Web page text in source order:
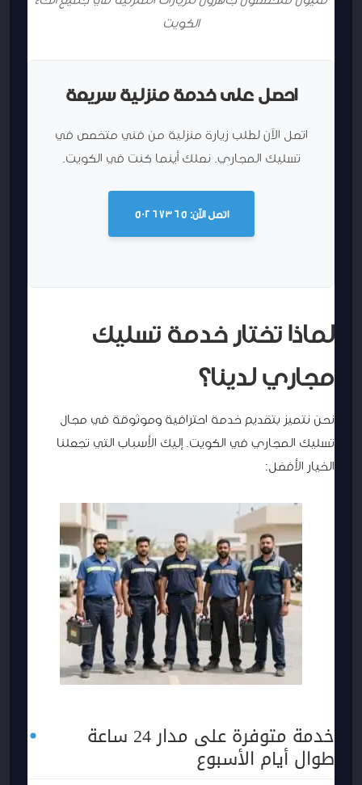
الكويت
احصل على خدمة منزلية سريعة
اتصل الآن لطلب زيارة منزلية من فني متخصص في
تسليك المجاري. نصلك أينما كنت في الكويت.
اتصل الآن: 50267365
لماذا تختار خدمة تسليك
مجاري لدينا؟
نحن نتميز بتقديم خدمة احترافية وموثوقة في مجال
تسليك المجاري في الكويت. إليك الأسباب التي تجعلنا
الخيار الأفضل:
خدمة متوفرة على مدار 24 ساعة
طوال أيام الأسبوع